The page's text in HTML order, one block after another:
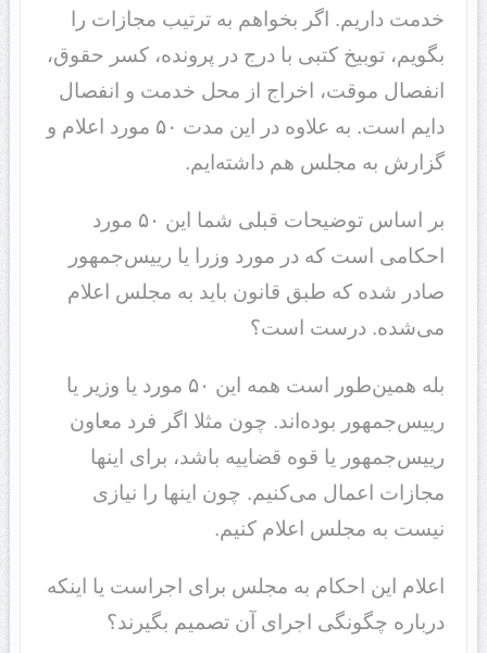
خدمت داریم. اگر بخواهم به ترتیب مجازات را
بگویم، توبیخ کتبی با درج در پرونده، کسر حقوق،
انفصال موقت، اخراج از محل خدمت و انفصال
دایم است. به علاوه در این مدت ۵٠ مورد اعلام و
گزارش به مجلس هم داشته‌ایم.
بر اساس توضیحات قبلی شما این ۵٠ مورد
احکامی است که در مورد وزرا یا رییس‌جمهور
صادر شده که طبق قانون باید به مجلس اعلام
می‌شده. درست است؟
بله همین‌طور است همه این ۵٠ مورد یا وزیر یا
رییس‌جمهور بوده‌اند. چون مثلا اگر فرد معاون
رییس‌جمهور یا قوه قضاییه باشد، برای اینها
مجازات اعمال می‌کنیم. چون اینها را نیازی
نیست به مجلس اعلام ‌کنیم.
اعلام این احکام به مجلس برای اجراست یا اینکه
درباره چگونگی اجرای آن تصمیم بگیرند؟